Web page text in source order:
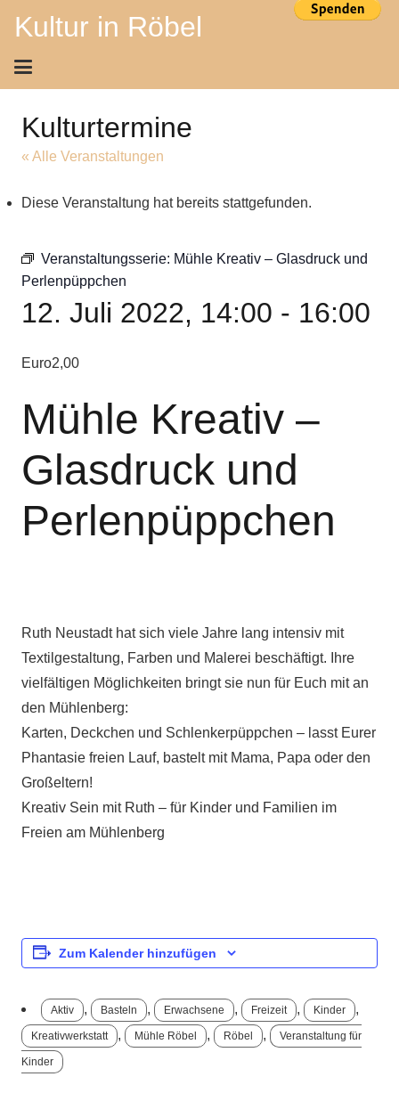
Kultur in Röbel
Kulturtermine
« Alle Veranstaltungen
Diese Veranstaltung hat bereits stattgefunden.
Veranstaltungsserie: Mühle Kreativ – Glasdruck und
Perlenpüppchen
12. Juli 2022, 14:00 - 16:00
Euro2,00
Mühle Kreativ –
Glasdruck und
Perlenpüppchen
Ruth Neustadt hat sich viele Jahre lang intensiv mit
Textilgestaltung, Farben und Malerei beschäftigt. Ihre
vielfältigen Möglichkeiten bringt sie nun für Euch mit an
den Mühlenberg:
Karten, Deckchen und Schlenkerpüppchen – lasst Eurer
Phantasie freien Lauf, bastelt mit Mama, Papa oder den
Großeltern!
Kreativ Sein mit Ruth – für Kinder und Familien im
Freien am Mühlenberg
Zum Kalender hinzufügen
Aktiv , Basteln , Erwachsene , Freizeit , Kinder ,
Kreativwerkstatt , Mühle Röbel , Röbel , Veranstaltung für
Kinder